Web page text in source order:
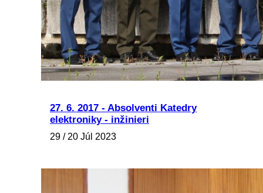
27. 6. 2017 - Absolventi Katedry
elektroniky - inžinieri
29 / 20 Júl 2023